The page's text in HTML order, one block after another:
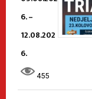
6. –
12.08.202
6.
455